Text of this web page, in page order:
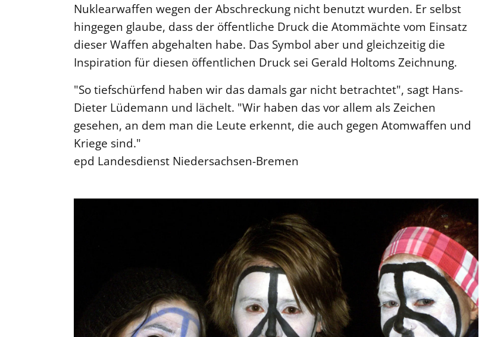
Nuklearwaffen wegen der Abschreckung nicht benutzt wurden. Er selbst
hingegen glaube, dass der öffentliche Druck die Atommächte vom Einsatz
dieser Waffen abgehalten habe. Das Symbol aber und gleichzeitig die
Inspiration für diesen öffentlichen Druck sei Gerald Holtoms Zeichnung.
"So tiefschürfend haben wir das damals gar nicht betrachtet", sagt Hans-
Dieter Lüdemann und lächelt. "Wir haben das vor allem als Zeichen
gesehen, an dem man die Leute erkennt, die auch gegen Atomwaffen und
Kriege sind."
epd Landesdienst Niedersachsen-Bremen